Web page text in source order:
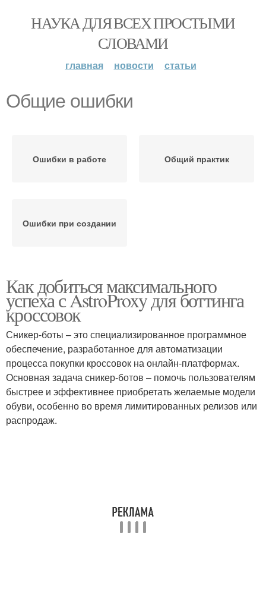
НАУКА ДЛЯ ВСЕХ ПРОСТЫМИ
СЛОВАМИ
главная новости статьи
Общие ошибки
Ошибки в работе Общий практик
Ошибки при создании
Как добиться максимального
успеха с AstroProxy для боттинга
кроссовок
Сникер-боты – это специализированное программное
обеспечение, разработанное для автоматизации
процесса покупки кроссовок на онлайн-платформах.
Основная задача сникер-ботов – помочь пользователям
быстрее и эффективнее приобретать желаемые модели
обуви, особенно во время лимитированных релизов или
распродаж.